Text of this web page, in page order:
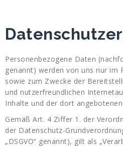
Personenbezogene Daten
genannt) werden von uns nur im
sowie zum Zwecke der
und nutzerfreundlichen
Inhalte und der dort
Gemäß Art. 4 Ziffer 1. der
der Datenschutz-
„DSGVO“ genannt), gilt als